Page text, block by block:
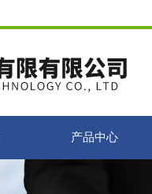
产品中心